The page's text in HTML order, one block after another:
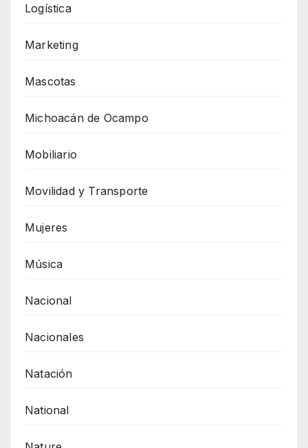
Logística
Marketing
Mascotas
Michoacán de Ocampo
Mobiliario
Movilidad y Transporte
Mujeres
Música
Nacional
Nacionales
Natación
National